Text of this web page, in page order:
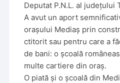
Deputat P.N.L. al județului
A avut un aport
orașului Mediaș prin
ctitorit sau pentru care a
de bani: o școală
multe cartiere din oraș.
O piată și o școală din